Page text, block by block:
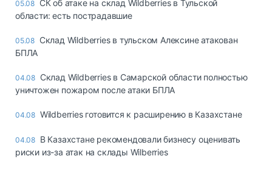
05.08 СК об атаке на склад Wildberries в Тульской
области: есть пострадавшие
05.08 Склад Wildberries в тульском Алексине атакован
БПЛА
04.08 Склад Wildberries в Самарской области полностью
уничтожен пожаром после атаки БПЛА
04.08 Wildberries готовится к расширению в Казахстане
04.08 В Казахстане рекомендовали бизнесу оценивать
риски из-за атак на склады Wilberries